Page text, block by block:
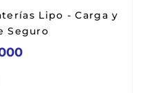
Lipo - Carga y
Seguro